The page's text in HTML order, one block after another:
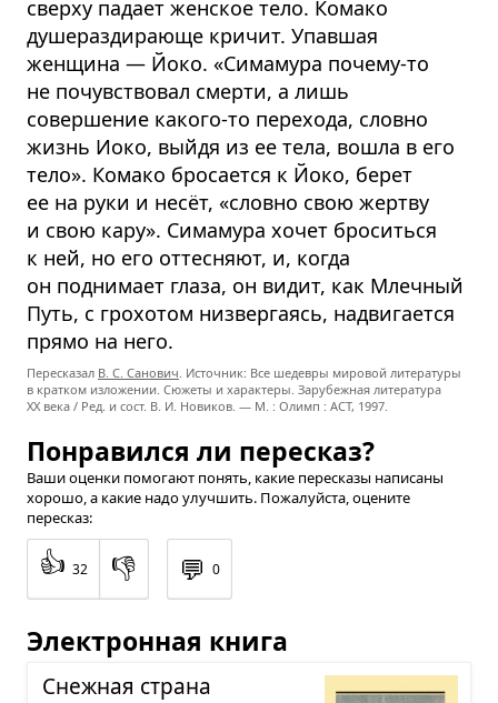
сверху падает женское тело. Комако
душераздирающе кричит. Упавшая
женщина — Йоко. «Симамура почему-то
не почувствовал смерти, а лишь
совершение какого-то перехода, словно
жизнь Иоко, выйдя из ее тела, вошла в его
тело». Комако бросается к Йоко, берет
ее на руки и несёт, «словно свою жертву
и свою кару». Симамура хочет броситься
к ней, но его оттесняют, и, когда
он поднимает глаза, он видит, как Млечный
Путь, с грохотом низвергаясь, надвигается
прямо на него.
Пересказал В. С. Санович . Источник: Все шедевры мировой литературы
в кратком изложении. Сюжеты и характеры. Зарубежная литература
XX века / Ред. и сост. В. И. Новиков. — М. : Олимп : ACT, 1997.
Понравился ли пересказ?
Ваши оценки помогают понять, какие пересказы написаны
хорошо, а какие надо улучшить. Пожалуйста, оцените
пересказ:
👍 32 👎 💬 0
Электронная книга
Снеж­ная страна